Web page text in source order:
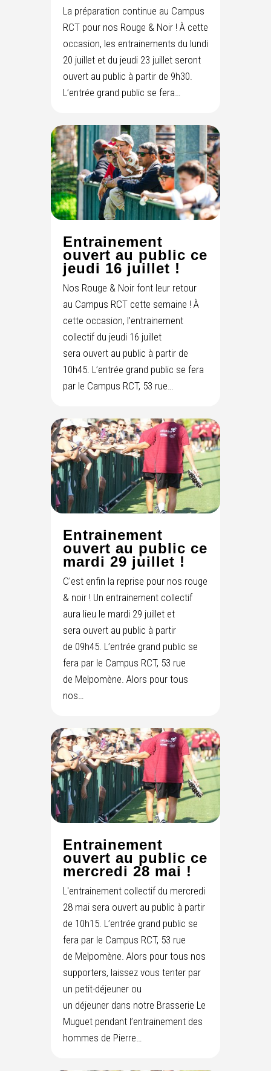
La préparation continue au Campus
RCT pour nos Rouge & Noir ! À cette
occasion, les entrainements du lundi
20 juillet et du jeudi 23 juillet seront
ouvert au public à partir de 9h30.
L’entrée grand public se fera…
Entrainement
ouvert au public ce
jeudi 16 juillet !
Nos Rouge & Noir font leur retour
au Campus RCT cette semaine ! À
cette occasion, l’entrainement
collectif du jeudi 16 juillet
sera ouvert au public à partir de
10h45. L’entrée grand public se fera
par le Campus RCT, 53 rue…
Entrainement
ouvert au public ce
mardi 29 juillet !
C'est enfin la reprise pour nos rouge
& noir ! Un entrainement collectif
aura lieu le mardi 29 juillet et
sera ouvert au public à partir
de 09h45. L’entrée grand public se
fera par le Campus RCT, 53 rue
de Melpomène. Alors pour tous
nos…
Entrainement
ouvert au public ce
mercredi 28 mai !
L'entrainement collectif du mercredi
28 mai sera ouvert au public à partir
de 10h15. L’entrée grand public se
fera par le Campus RCT, 53 rue
de Melpomène. Alors pour tous nos
supporters, laissez vous tenter par
un petit-déjeuner ou
un déjeuner dans notre Brasserie Le
Muguet pendant l’entrainement des
hommes de Pierre…